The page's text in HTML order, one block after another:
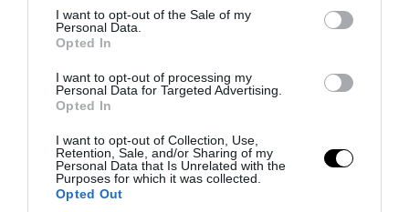
consent section.
I want to opt-out of the Sale of my
Personal Data.
Opted In
I want to opt-out of processing my
Personal Data for Targeted Advertising.
Opted In
I want to opt-out of Collection, Use,
Retention, Sale, and/or Sharing of my
Personal Data that Is Unrelated with the
Purposes for which it was collected.
Opted Out
PRONEWS.GR /ΔΙΑΤΡΟΦΗ
Πεινάσατε; – Να τι μπορείτε να φάτε
χωρίς να πάρετε… γραμμάριο!